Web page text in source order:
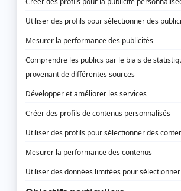
(30 minutes)